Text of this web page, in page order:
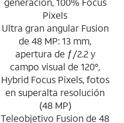
Pixels
Ultra gran angular Fusion
de 48 MP: 13 mm,
apertura de ƒ/2.2 y
campo visual de 120°,
Hybrid Focus Pixels, fotos
en superalta resolución
(48 MP)
Teleobjetivo Fusion de 48